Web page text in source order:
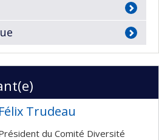
Félix Trudeau
du Comité Diversité